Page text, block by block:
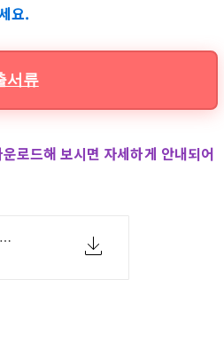
요.
서류
로드해 보시면 자세하게 안내되어
소상공인_전기요금_특별지원_사업_시행공고(2024-269호) (1).pdf